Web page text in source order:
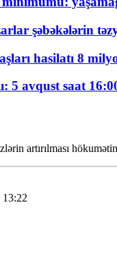
şəbəkələrin
hasilatı 8
5 avqust saat
artırılması
13:22